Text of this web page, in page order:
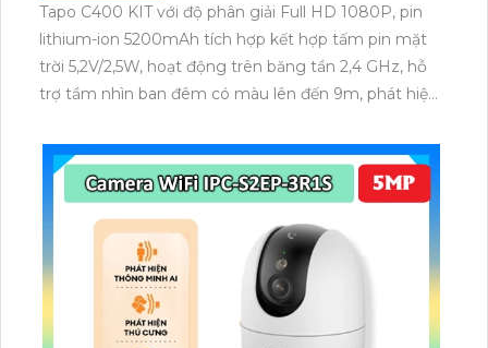
Tapo C400 KIT với độ phân giải Full HD 1080P, pin
lithium-ion 5200mAh tích hợp kết hợp tấm pin mặt
trời 5,2V/2,5W, hoạt động trên băng tần 2,4 GHz, hỗ
trợ tầm nhìn ban đêm có màu lên đến 9m, phát hiện
dữ liệu qua thẻ microSD lên đến 512GB.